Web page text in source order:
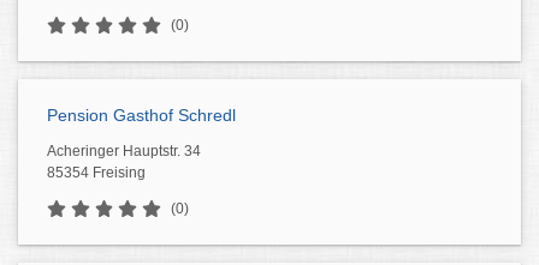
(0)
Pension Gasthof Schredl
Acheringer Hauptstr. 34
85354 Freising
(0)